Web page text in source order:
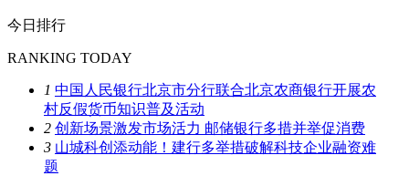
今日排行
RANKING TODAY
1 中国人民银行北京市分行联合北京农商银行开展农
村反假货币知识普及活动
2 创新场景激发市场活力 邮储银行多措并举促消费
3 山城科创添动能！建行多举措破解科技企业融资难
题